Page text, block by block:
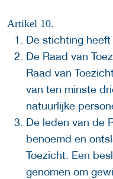
Artikel 10.
De stichting heeft
De Raad van
Raad van
van ten minste
natuurlijke
De leden van de
benoemd en
Toezicht. Een
genomen om